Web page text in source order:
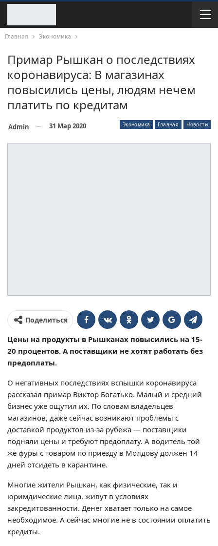
Главная Экономика
Примар Рышкан о последствиях
коронавируса: В магазинах
повысились цены, людям нечем
платить по кредитам
Экономика Главная Новости
Admin 31 Мар 2020
Поделиться
Цены на продукты в Рышканах повысились на 15-
20 процентов. А поставщики не хотят работать без
предоплаты.
О негативных последствиях вспышки коронавируса
рассказал примар Виктор Богатько. Малый и средний
бизнес уже ощутил их. По словам владельцев
магазинов, даже сейчас возникают проблемы с
доставкой продуктов из-за рубежа — поставщики
подняли цены и требуют предоплату. А водитель той
же фуры с товаром по приезду в Молдову должен 14
дней отсидеть в карантине.
Многие жители Рышкан, как физические, так и
юримдические лица, живут в условиях
закредитованности. Денег хватает только на самое
необходимое. А сейчас многие не в состоянии оплатить
кредиты.